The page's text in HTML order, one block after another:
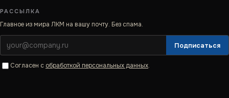
РАССЫЛКА
Главное из мира ЛКМ на вашу почту. Без спама.
Подписаться
Согласен с обработкой персональных данных.